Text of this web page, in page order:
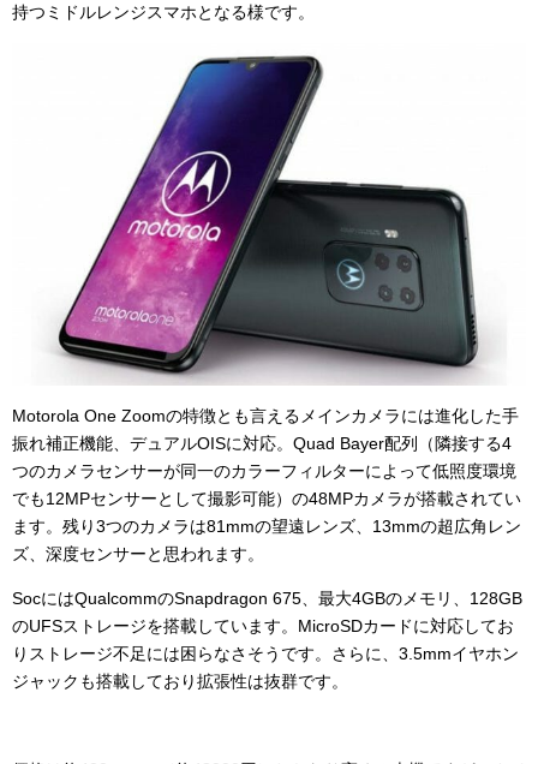
持つミドルレンジスマホとなる様です。
Motorola One Zoomの特徴とも言えるメインカメラには進化した手
振れ補正機能、デュアルOISに対応。Quad Bayer配列（隣接する4
つのカメラセンサーが同一のカラーフィルターによって低照度環境
でも12MPセンサーとして撮影可能）の48MPカメラが搭載されてい
ます。残り3つのカメラは81mmの望遠レンズ、13mmの超広角レン
ズ、深度センサーと思われます。
SocにはQualcommのSnapdragon 675、最大4GBのメモリ、128GB
のUFSストレージを搭載しています。MicroSDカードに対応してお
りストレージ不足には困らなさそうです。さらに、3.5mmイヤホン
ジャックも搭載しており拡張性は抜群です。